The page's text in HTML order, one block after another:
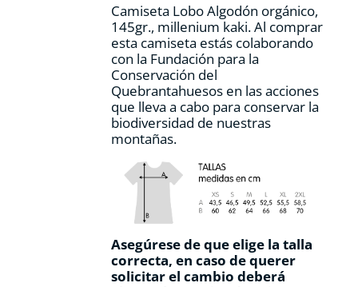
página
de
producto
Camiseta Lobo Algodón orgánico,
145gr., millenium kaki. Al comprar
esta camiseta estás colaborando
con la Fundación para la
Conservación del
Quebrantahuesos en las acciones
que lleva a cabo para conservar la
biodiversidad de nuestras
montañas.
Asegúrese de que elige la talla
correcta, en caso de querer
solicitar el cambio deberá